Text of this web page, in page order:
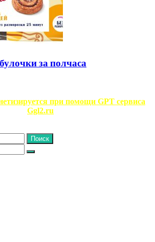
за полчаса
при помощи GPT сервиса
Ggl2.ru
Search